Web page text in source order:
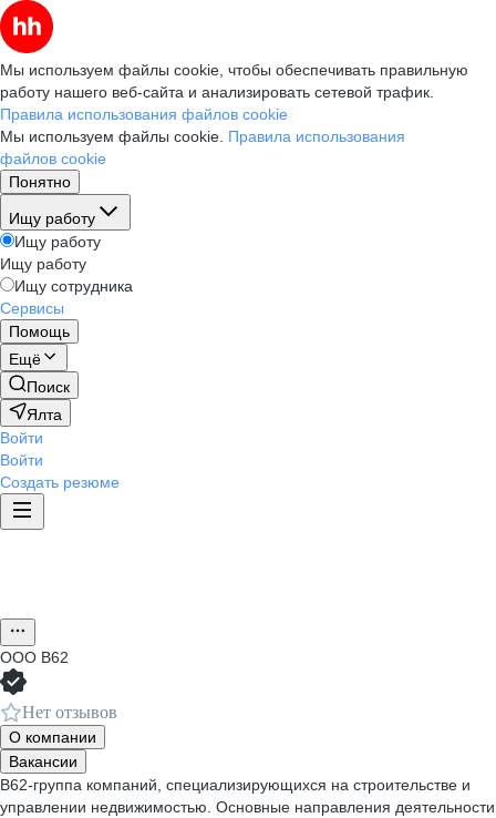
Мы используем файлы cookie, чтобы обеспечивать правильную
работу нашего веб-сайта и анализировать сетевой трафик.
Правила использования файлов cookie
Мы используем файлы cookie. Правила использования
файлов cookie
Понятно
Ищу работу
Ищу работу
Ищу работу
Ищу сотрудника
Сервисы
Помощь
Ещё
Поиск
Ялта
Войти
Войти
Создать резюме
ООО В62
Нет отзывов
О компании
Вакансии
В62-группа компаний, специализирующихся на строительстве и
управлении недвижимостью. Основные направления деятельности